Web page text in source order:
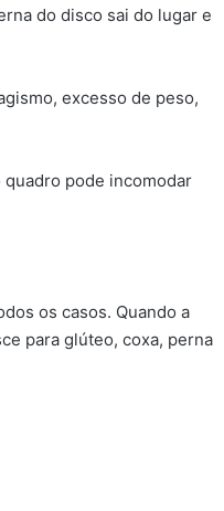
do disco sai do lugar e
excesso de peso,
quadro pode incomodar
os casos. Quando a
para glúteo, coxa, perna